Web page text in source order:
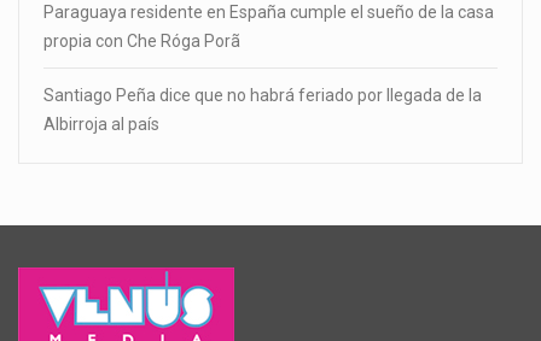
Paraguaya residente en España cumple el sueño de la casa
propia con Che Róga Porã
Santiago Peña dice que no habrá feriado por llegada de la
Albirroja al país